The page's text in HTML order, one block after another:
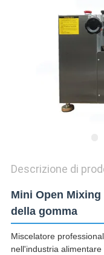
PRIVACY
Descrizione di
Mini Open
della gomma
Miscelatore
nell'industria